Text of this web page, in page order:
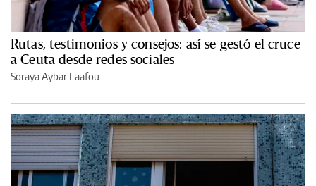
Rutas, testimonios y consejos: así se gestó el cruce
a Ceuta desde redes sociales
Soraya Aybar Laafou